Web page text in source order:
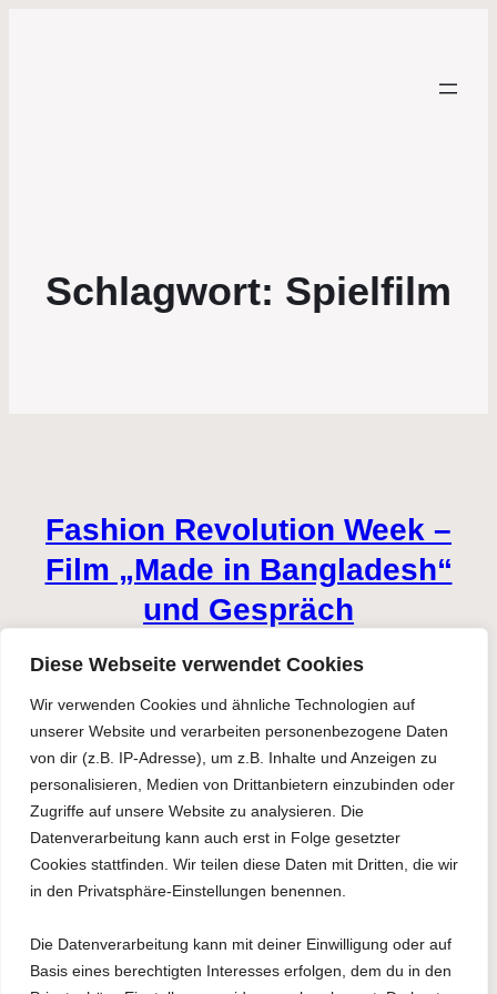
Diese Webseite verwendet Cookies
Wir verwenden Cookies und ähnliche Technologien auf
unserer Website und verarbeiten personenbezogene Daten
von dir (z.B. IP-Adresse), um z.B. Inhalte und Anzeigen zu
personalisieren, Medien von Drittanbietern einzubinden oder
Zugriffe auf unsere Website zu analysieren. Die
Datenverarbeitung kann auch erst in Folge gesetzter
Cookies stattfinden. Wir teilen diese Daten mit Dritten, die wir
in den Privatsphäre-Einstellungen benennen.
Die Datenverarbeitung kann mit deiner Einwilligung oder auf
Basis eines berechtigten Interesses erfolgen, dem du in den
Schlagwort: Spielfilm
Fashion Revolution Week –
Film „Made in Bangladesh“
und Gespräch
13/02/2026
KURZFILME MIT STARKEN
THEMEN von ROLF
TEIGLER